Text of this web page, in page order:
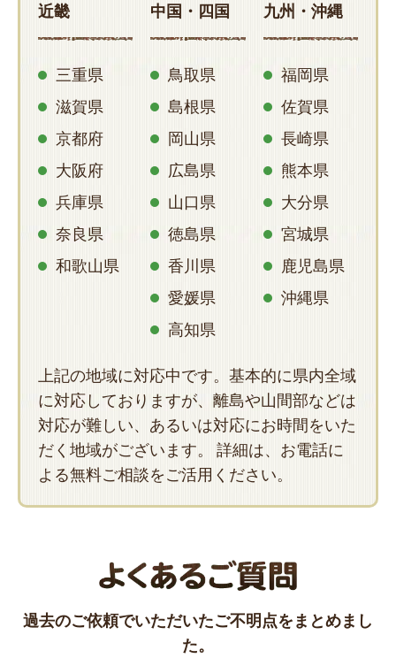
近畿
三重県
滋賀県
京都府
大阪府
兵庫県
奈良県
和歌山県
中国・四国
鳥取県
島根県
岡山県
広島県
山口県
徳島県
香川県
愛媛県
高知県
九州・沖縄
福岡県
佐賀県
長崎県
熊本県
大分県
宮城県
鹿児島県
沖縄県
上記の地域に対応中です。基本的に県内全域
に対応しておりますが、離島や山間部などは
対応が難しい、あるいは対応にお時間をいた
だく地域がございます。 詳細は、お電話に
よる無料ご相談をご活用ください。
過去のご依頼でいただいたご不明点をまとめまし
た。